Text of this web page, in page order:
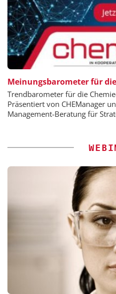
Meinungsbarometer für
Trendbarometer für die
Präsentiert von CHEManager
Management-Beratung für